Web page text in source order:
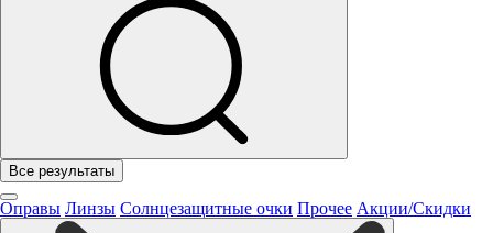
Все результаты
Оправы Линзы Солнцезащитные очки Прочее Акции/Скидки